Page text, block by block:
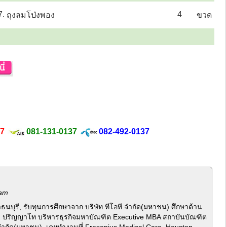
ถุงลมโป่งพอง 4 ขวด
081-131-0137 082-492-0137
นบุรี, รับทุนการศึกษาจาก บริษัท ทีโอที จำกัด(มหาชน) ศึกษาด้าน
ปริญญาโท บริหารธุรกิจมหาบัณฑิต Executive MBA สถาบันบัณฑิต